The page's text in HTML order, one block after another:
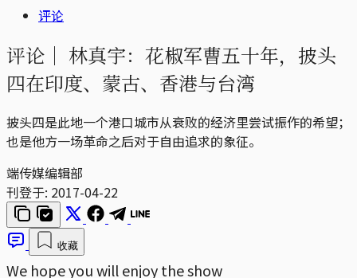
评论
评论｜ 林真宇：花椒军曹五十年，披头
四在印度、蒙古、香港与台湾
披头四是此地一个港口城市从衰败的经济里尝试振作的希望；
也是他方一场革命之后对于自由追求的象征。
端传媒编辑部
刊登于: 2017-04-22
收藏
We hope you will enjoy the show